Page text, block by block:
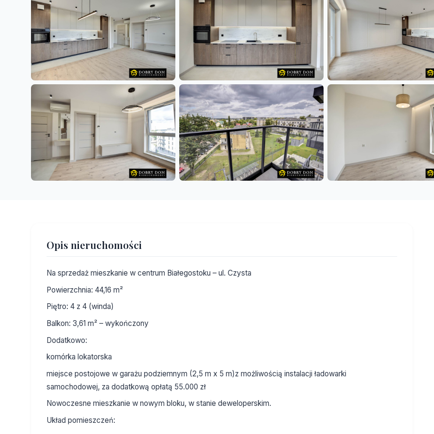
Opis nieruchomości
Na sprzedaż mieszkanie w centrum Białegostoku – ul. Czysta
Powierzchnia: 44,16 m²
Piętro: 4 z 4 (winda)
Balkon: 3,61 m² – wykończony
Dodatkowo:
komórka lokatorska
miejsce postojowe w garażu podziemnym (2,5 m x 5 m)z możliwością instalacji ładowarki
samochodowej, za dodatkową opłatą 55.000 zł
Nowoczesne mieszkanie w nowym bloku, w stanie deweloperskim.
Układ pomieszczeń: